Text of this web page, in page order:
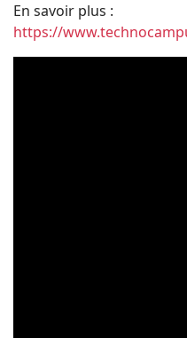
En savoir plus :
https://